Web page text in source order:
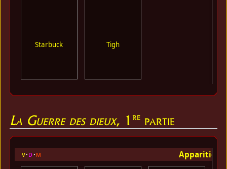
Starbuck Tigh
La Guerre des dieux, 1re partie
v d m Apparition